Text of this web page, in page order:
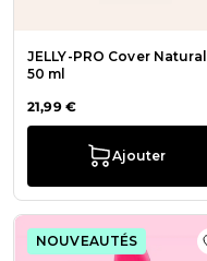
JELLY-PRO Cover Natural
50 ml
21,99 €
Ajouter
NOUVEAUTÉS